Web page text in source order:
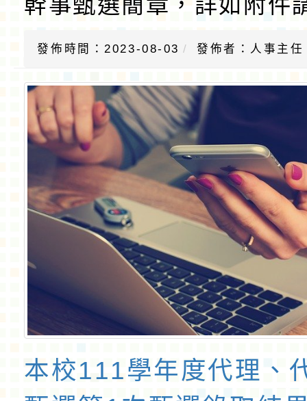
發佈時間：2023-08-03 發佈者：人事主任
本校111學年度代理、